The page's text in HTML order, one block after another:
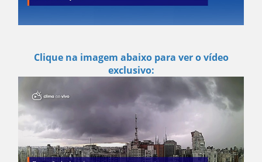
Clique na imagem abaixo para ver o vídeo
exclusivo: